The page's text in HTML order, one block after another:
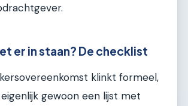
er in staan? De checklist
klinkt formeel,
gewoon een lijst met